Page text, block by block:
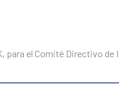
para el Comité Directivo de